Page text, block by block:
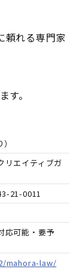
れる専門家
す。
）
リエイティブガ
21-0011
応可能・要予
mahora-law/